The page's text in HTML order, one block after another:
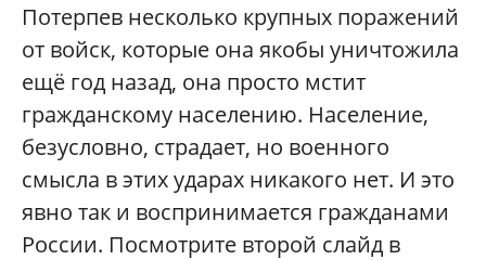
Потерпев несколько крупных поражений
от войск, которые она якобы уничтожила
ещё год назад, она просто мстит
гражданскому населению. Население,
безусловно, страдает, но военного
смысла в этих ударах никакого нет. И это
явно так и воспринимается гражданами
России. Посмотрите второй слайд в